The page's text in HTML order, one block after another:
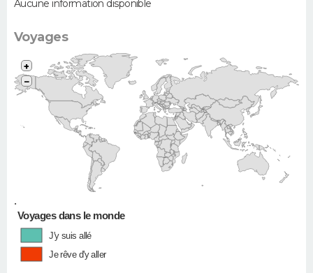
Aucune information disponible
Voyages
•
+
−
Voyages dans le monde
J'y suis allé
Je rêve d'y aller